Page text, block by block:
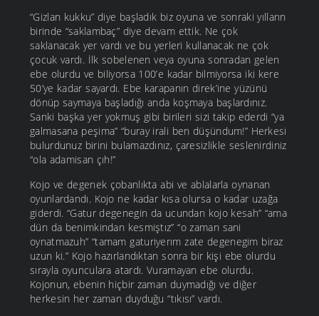
“Gizlan kukku” diye başladık biz oyuna ve sonraki yılların
birinde “saklambaç” diye devam ettik. Ne çok
saklanacak yer vardı ve bu yerleri kullanacak ne çok
çocuk vardı. İlk sobelenen veya oyuna sonradan gelen
ebe olurdu ve biliyorsa 100’e kadar bilmiyorsa iki kere
50’ye kadar sayardı. Ebe karapanın direk’ine yüzünü
dönüp saymaya başladığı anda koşmaya başlardınız.
Sanki başka yer yokmuş gibi birileri sizi takip ederdi “ya
galmasana peşima” “buray irali ben düşündum!” Herkesi
bulurdunuz birini bulamazdınız, çaresizlikle seslenirdiniz
“ola adamisan çıh!”
Kojo ve degenek çobanlıkta abi ve ablalarla oynanan
oyunlardandı. Kojo ne kadar kısa olursa o kadar uzağa
giderdi. “Gatur degenegin da ucundan kojo kesah” “ama
dün da benimkindan kesmiştız” “o zaman sani
oynatmazuh” “tamam gaturiyerım zate degenegim biraz
uzun ki.” Kojo hazırlandıktan sonra bir kişi ebe olurdu
sırayla oyunculara atardı. Vuramayan ebe olurdu.
Kojonun, ebenin hiçbir zaman duymadığı ve diğer
herkesin her zaman duyduğu “tıkısı” vardı.